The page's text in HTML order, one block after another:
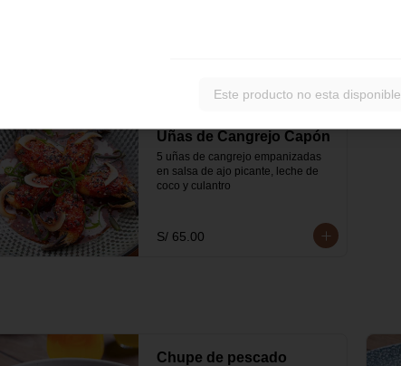
Uñas de Cangrejo Capón
5 uñas de cangrejo empanizadas
en salsa de ajo picante, leche de
coco y culantro
S/ 65.00
Chupe de pescado
Este producto no esta disponible